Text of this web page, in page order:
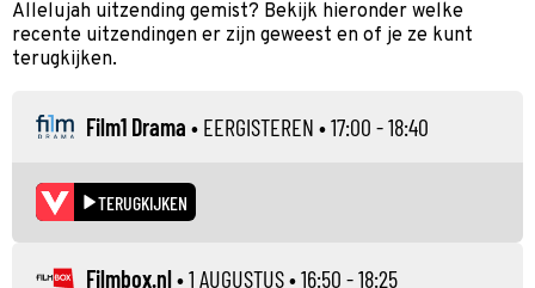
Allelujah uitzending gemist? Bekijk hieronder welke
recente uitzendingen er zijn geweest en of je ze kunt
terugkijken.
Film1 Drama • EERGISTEREN • 17:00 - 18:40
TERUGKIJKEN
Filmbox.nl•1 AUGUSTUS• 16:50 - 18:25